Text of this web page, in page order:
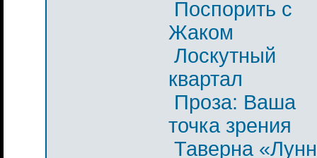
Поспорить с
Жаком
Лоскутный
квартал
Проза: Ваша
точка зрения
Таверна